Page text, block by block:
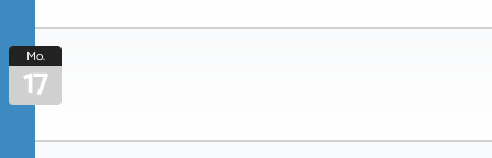
Mo.
17